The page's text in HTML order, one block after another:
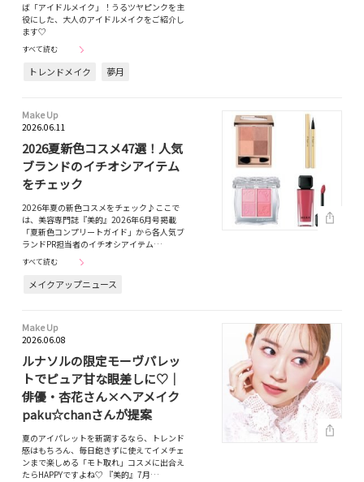
ば「アイドルメイク」！うるツヤピンクを主
役にした、大人のアイドルメイクをご紹介し
ます♡
すべて読む
トレンドメイク 夢月
Make Up
2026.06.11
2026夏新色コスメ47選！人気
ブランドのイチオシアイテム
をチェック
2026年夏の新色コスメをチェック♪ここで
は、美容専門誌『美的』2026年6月号掲載
「夏新色コンプリートガイド」から各人気ブ
ランドPR担当者のイチオシアイテム…
すべて読む
メイクアップニュース
Make Up
2026.06.08
ルナソルの限定モーヴパレッ
トでピュア甘な眼差しに♡｜
俳優・杏花さん×ヘアメイク
paku☆chanさんが提案
夏のアイパレットを新調するなら、トレンド
感はもちろん、毎日飽きずに使えてイメチェ
ンまで楽しめる「モト取れ」コスメに出合え
たらHAPPYですよね♡ 『美的』7月…